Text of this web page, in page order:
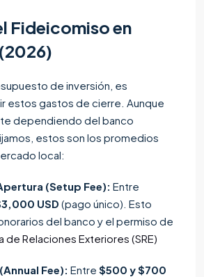
Fideicomiso en
de inversión, es
estos gastos de cierre. Aunque
dependiendo del banco
estos son los promedios
local:
(Setup Fee): Entre
USD (pago único). Esto
del banco y el permiso de
de Relaciones Exteriores (SRE)
Fee): Entre $500 y $700